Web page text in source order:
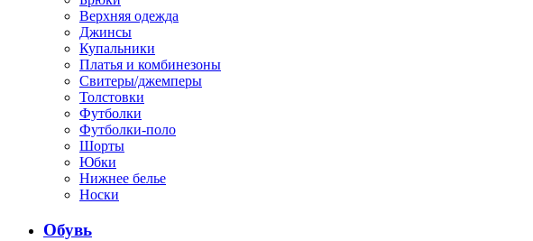
Верхняя одежда
Джинсы
Купальники
Платья и комбинезоны
Свитеры/джемперы
Толстовки
Футболки
Футболки-поло
Шорты
Юбки
Нижнее белье
Носки
Обувь